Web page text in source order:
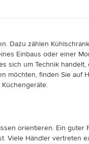
Dazu zählen
Einbaus oder einer
sich um Technik
möchten, finden Sie auf
orientieren. Ein
Viele Händler vertreten